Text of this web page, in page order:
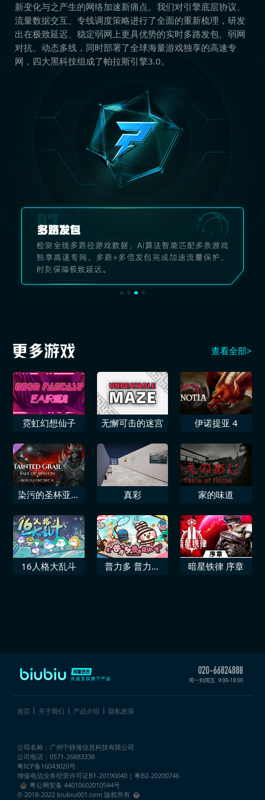
新变化与之产生的网络加速新痛点。我们对引擎底层协议、
流量数据交互、专线调度策略进行了全面的重新梳理，研发
出在极致延迟、稳定弱网上更具优势的实时多路发包、弱网
对抗、动态多线，同时部署了全球海量游戏独享的高速专
网，四大黑科技组成了帕拉斯引擎3.0。
查看全部>
霓虹幻想仙子 无懈可击的迷宫 伊诺提亚 4
染污的圣杯亚瑟
1
真彩 家的味道
16人格大乱斗
普力多 普力兹
暗星铁律 序章
周一到周五 9:00-18:00
首页 关于我们 产品介绍 隐私政策
公司名称：广州宁静海信息科技有限公司
公司电话：0571-26883338
粤ICP备16043020号
增值电信业务经营许可证B1-20190040 | 粤B2-20200746
粤公网安备 44010602010544号
© 2018-2022 biubiu001.com 版权所有